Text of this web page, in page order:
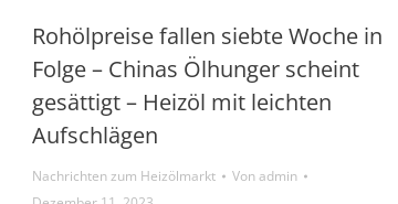
Rohölpreise fallen siebte Woche in
Folge – Chinas Ölhunger scheint
gesättigt – Heizöl mit leichten
Aufschlägen
Nachrichten zum Heizölmarkt Vonadmin